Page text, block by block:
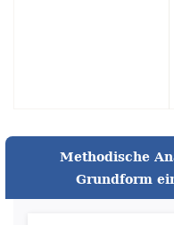
Methodische
Grundform